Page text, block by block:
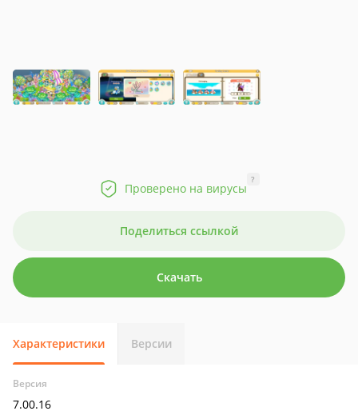
Проверено на вирусы
?
Поделиться ссылкой
Скачать
Характеристики Версии
Версия
7.00.16